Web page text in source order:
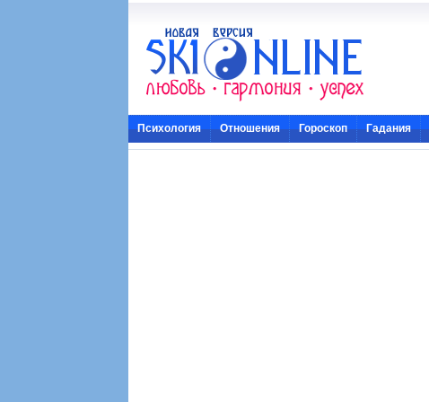
Психология Отношения Гороскоп Гадания